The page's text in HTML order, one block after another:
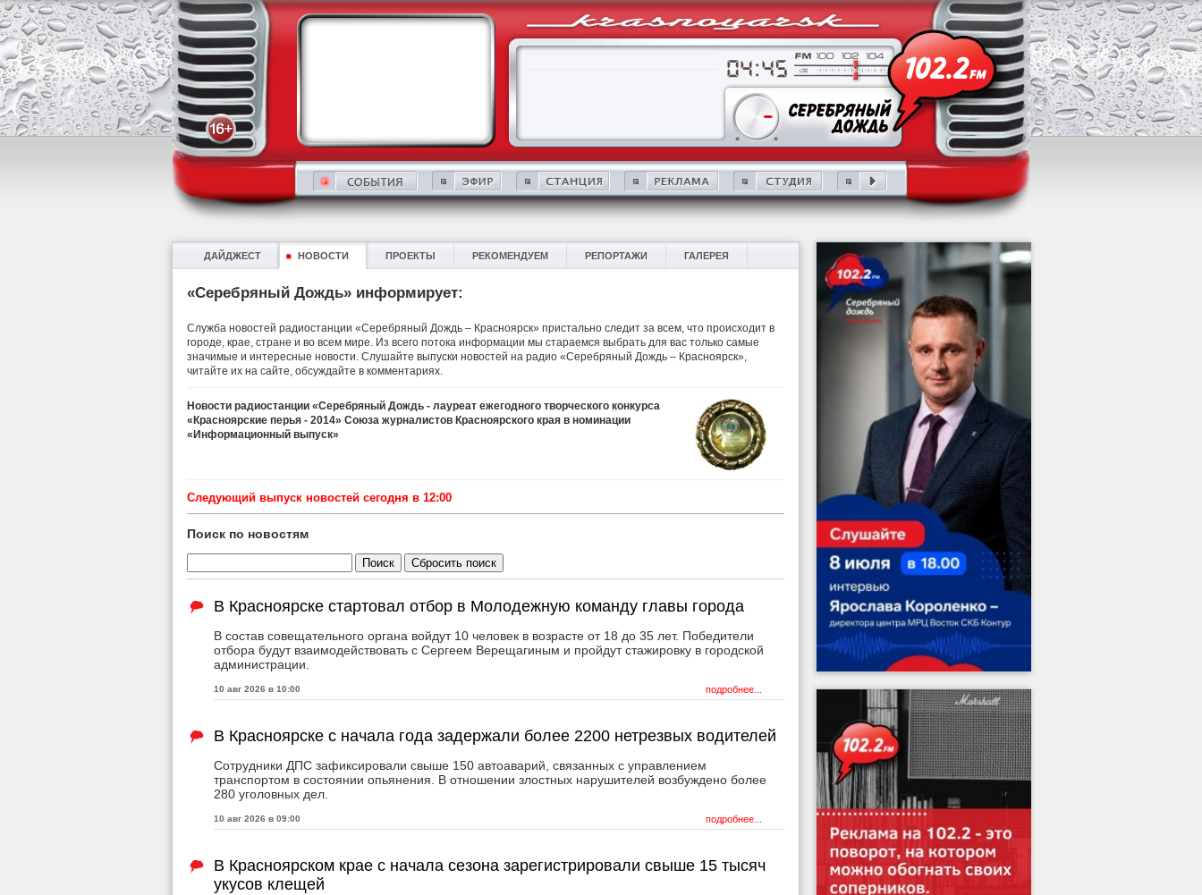
ДАЙДЖЕСТ НОВОСТИ ПРОЕКТЫ РЕКОМЕНДУЕМ РЕПОРТАЖИ ГАЛЕРЕЯ
«Серебряный Дождь» информирует:
Служба новостей радиостанции «Серебряный Дождь – Красноярск» пристально следит за всем, что происходит в
городе, крае, стране и во всем мире. Из всего потока информации мы стараемся выбрать для вас только самые
значимые и интересные новости. Слушайте выпуски новостей на радио «Серебряный Дождь – Красноярск»,
читайте их на сайте, обсуждайте в комментариях.
Новости радиостанции «Серебряный Дождь - лауреат ежегодного творческого конкурса
«Красноярские перья - 2014» Союза журналистов Красноярского края в номинации
«Информационный выпуск»
Cледующий выпуск новостей сегодня в 12:00
Поиск по новостям
В Красноярске стартовал отбор в Молодежную команду главы города
В состав совещательного органа войдут 10 человек в возрасте от 18 до 35 лет. Победители
отбора будут взаимодействовать с Сергеем Верещагиным и пройдут стажировку в городской
администрации.
10 авг 2026 в 10:00 подробнее...
В Красноярске с начала года задержали более 2200 нетрезвых водителей
Сотрудники ДПС зафиксировали свыше 150 автоаварий, связанных с управлением
транспортом в состоянии опьянения. В отношении злостных нарушителей возбуждено более
280 уголовных дел.
10 авг 2026 в 09:00 подробнее...
В Красноярском крае с начала сезона зарегистрировали свыше 15 тысяч
укусов клещей